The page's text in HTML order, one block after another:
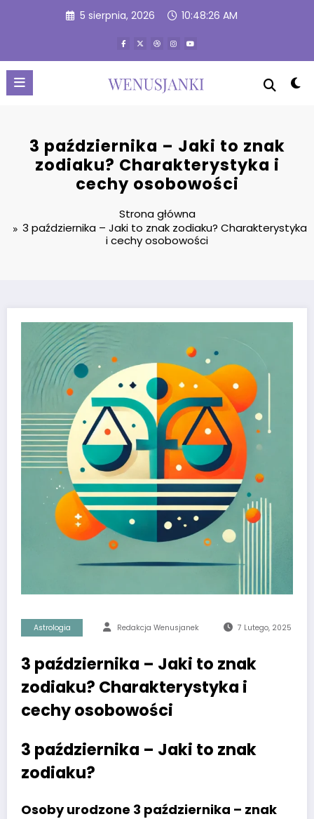
5 sierpnia, 2026 10:48:27 AM
3 października – Jaki to znak
zodiaku? Charakterystyka i
cechy osobowości
Strona główna
3 października – Jaki to znak zodiaku? Charakterystyka
i cechy osobowości
Astrologia Redakcja Wenusjanek 7 Lutego, 2025
3 października – Jaki to znak
zodiaku? Charakterystyka i
cechy osobowości
3 października – Jaki to znak
zodiaku?
Osoby urodzone 3 października – znak